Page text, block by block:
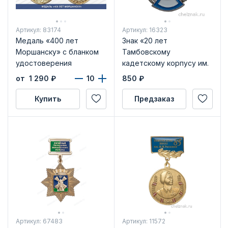
Артикул: 83174
Медаль «400 лет
Моршанску» с бланком
удостоверения
от 1 290 ₽
Купить
Артикул: 16323
Знак «20 лет
Тамбовскому
кадетскому корпусу им.
Л.С. Дёмина 1998-2018»
850 ₽
Предзаказ
Артикул: 67483 Артикул: 11572